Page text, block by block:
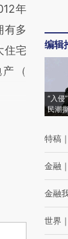
年
有多
住宅
（
编辑
“入侵
民潮
特稿 ｜
金融 ｜
金融
世界 ｜